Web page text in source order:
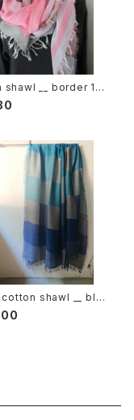
__ border 160
cotton shawl __ bloc
深海GK